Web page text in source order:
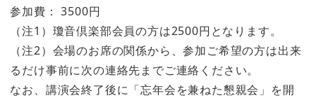
参加費： 3500円
（注1）瓊音倶楽部会員の方は2500円となります。
（注2）会場のお席の関係から、参加ご希望の方は出来
るだけ事前に次の連絡先までご連絡ください。
なお、講演会終了後に「忘年会を兼ねた懇親会」を開